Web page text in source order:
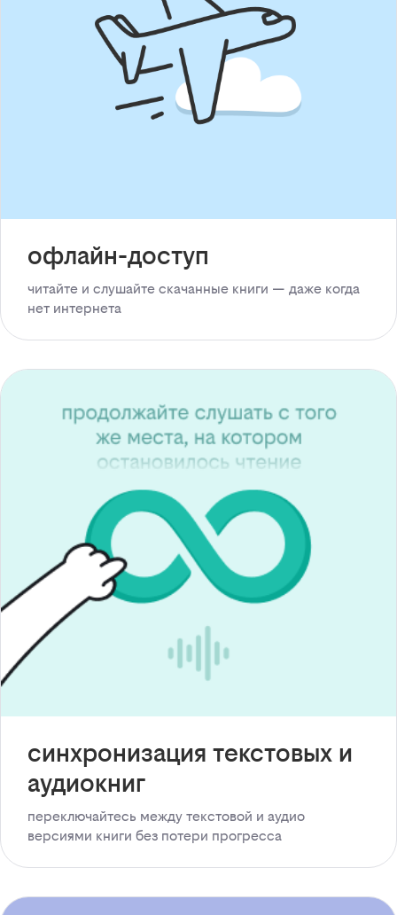
офлайн-доступ
читайте и слушайте скачанные книги — даже когда
нет интернета
синхронизация текстовых и
аудиокниг
переключайтесь между текстовой и аудио
версиями книги без потери прогресса